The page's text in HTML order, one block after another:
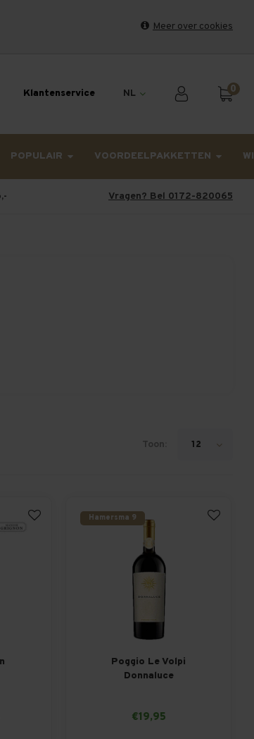
Meer over cookies
worden dinsdag verzonden.
Klantenservice NL 0
POPULAIR VOORDEELPAKKETTEN
Vragen? Bel 0172-820065
Toon: 12
Hamersma 9
Poggio Le Volpi
Donnaluce
€19,95